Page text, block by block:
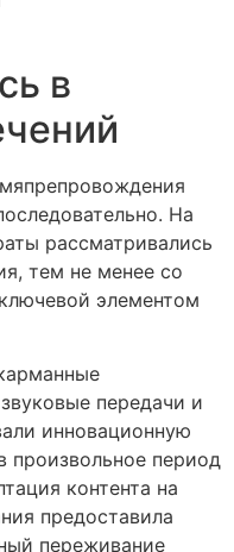
в
На
рассматривались
тем не менее со
элементом
передачи и
инновационную
произвольное период
контента на
предоставила
переживание